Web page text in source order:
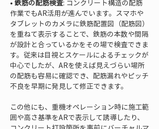
• 鉄筋の配筋検査: コンクリート構造の配筋
作業でもAR活用が進んでいます。スマホや
タブレットのカメラに鉄筋配置図（配筋図）
を重ねて表示することで、鉄筋の本数や間隔
が設計と合っているかをその場で検査できま
す。従来は目視とスケールによるチェックが
中心でしたが、ARを使えば見えづらい場所
の配筋も容易に確認でき、配筋漏れやピッチ
不良を早期に発見して修正できます。
この他にも、重機オペレーション時に施工範
囲や高さ基準をARで表示して誘導したり、